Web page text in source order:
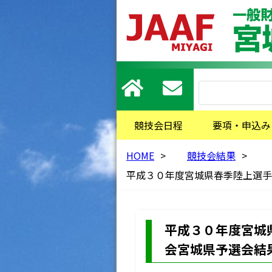
競技会日程 要項・申込み
HOME > 競技会結果 >
平成３０年度宮城県春季陸上選
平成３０年度宮
会宮城県予選会結